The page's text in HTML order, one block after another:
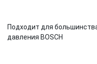
Подходит для
давления BOSCH